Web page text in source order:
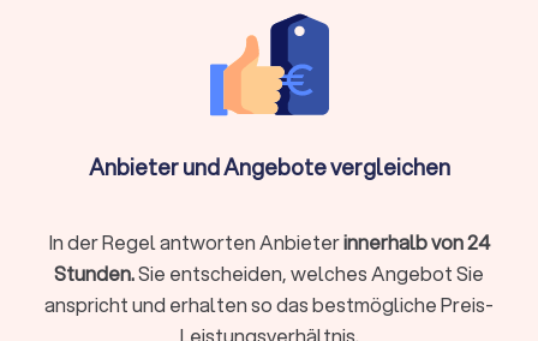
Hypotheken und Immobilien allgemein helfen Ihnen, das
Beste aus Ihrer Immobiliensituation herauszuholen.
beratung
Wer Vermögen hat, möchte es behalten und erhöhen. Wer
aufbauen. Für Berater zu Vermögensverwaltung,
Finanzplanung und -beratung finden Sie bei uns wertvolle
Hinweise auf die passende Finanzberatung in Gründau.
Anbieter und Angebote vergleichen
In der Regel antworten Anbieterinnerhalb von 24
Stunden.Sie entscheiden, welches Angebot Sie
anspricht und erhalten so das bestmögliche Preis-